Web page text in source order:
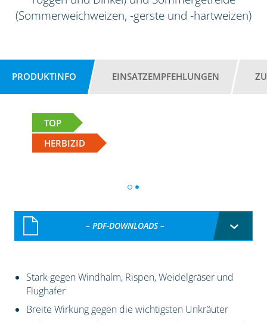
(Sommerweichweizen, -gerste und -hartweizen)
PRODUKTINFO EINSATZEMPFEHLUNGEN
TOP
HERBIZID
– PDF-DOWNLOADS –
Stark gegen Windhalm, Rispen, Weidelgräser und
Flughafer
Breite Wirkung gegen die wichtigsten Unkräuter